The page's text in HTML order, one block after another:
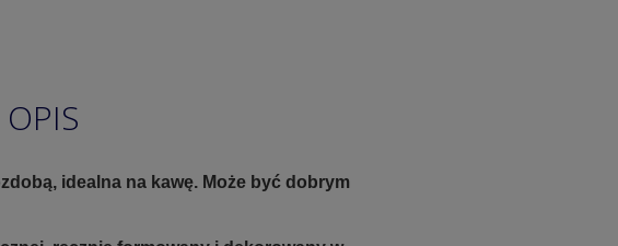
OPIS
idealna na kawę. Może być dobrym